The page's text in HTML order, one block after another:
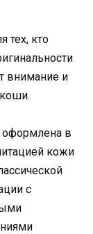
тех, кто
внимание и
оформлена в
кожи
с